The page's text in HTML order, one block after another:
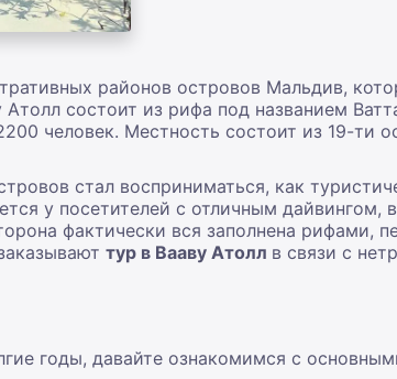
районов островов Мальдив,
Атолл состоит из рифа под названием
человек. Местность состоит из 19-ти
стал восприниматься, как
у посетителей с отличным
фактически вся заполнена рифами,
тур в Вааву Атолл в связи с
годы, давайте ознакомимся с